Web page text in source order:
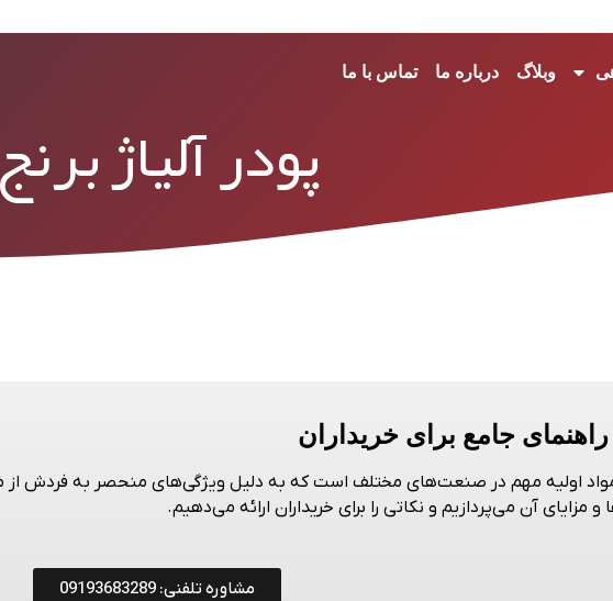
وبلاگ درباره ما تماس با ما
پودر آلیاژ برنج
راهنمای جامع برای خریداران
اولیه مهم در صنعت‌های مختلف است که به دلیل ویژگی‌های منحصر به فردش از
و مزایای آن می‌پردازیم و نکاتی را برای خریداران ارائه می‌دهیم.
مشاوره تلفنی: 09193683289